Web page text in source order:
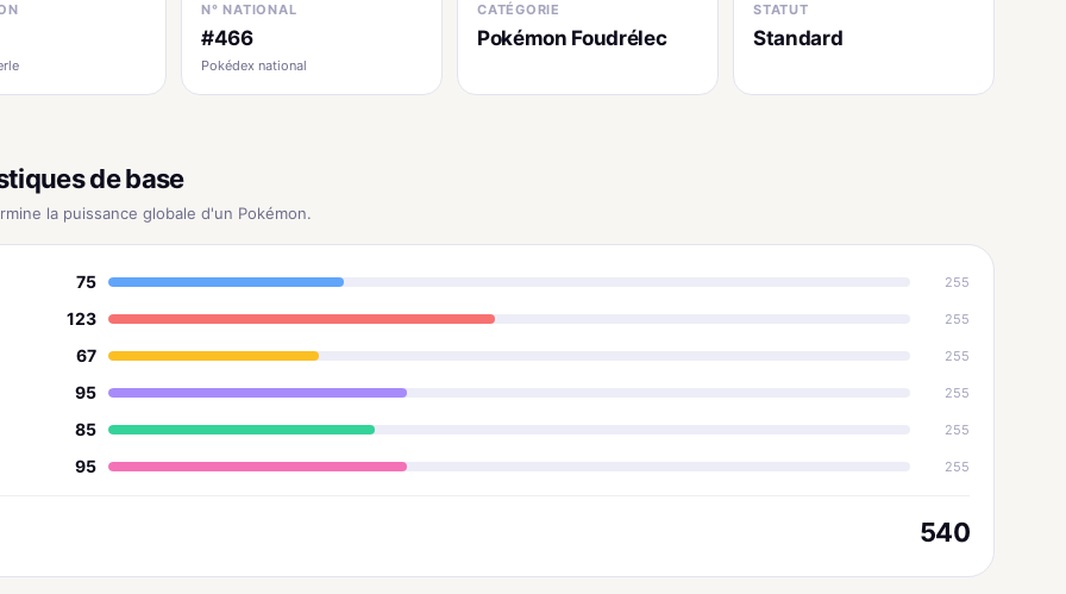
N° NATIONAL
#466
Pokédex national
CATÉGORIE
Pokémon Foudrélec
STATUT
Standard
de base
la puissance globale d'un Pokémon.
75 255
123 255
67 255
95 255
85 255
95 255
540